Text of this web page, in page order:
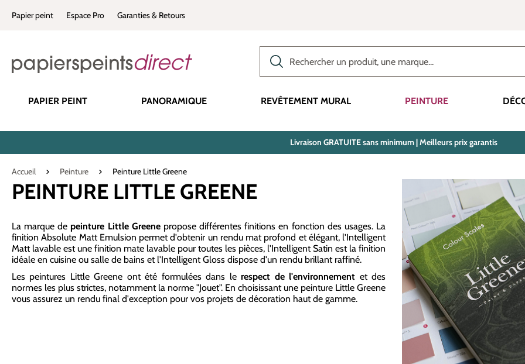
Passer à la navigation principale
Papier peint Espace Pro Garanties & Retours
PAPIER PEINT PANORAMIQUE REVÊTEMENT MURAL PEINTURE
Livraison GRATUITE sans minimum | Meilleurs prix garantis
Accueil Peinture Peinture Little Greene
PEINTURE LITTLE GREENE
La marque de peinture Little Greenepropose différentes finitions en fonction des usages. La
finition Absolute Matt Emulsion permet d'obtenir un rendu mat profond et élégant, l'Intelligent
Matt lavable est une finition mate lavable pour toutes les pièces, l'Intelligent Satin est la finition
idéale en cuisine ou salle de bains et l'Intelligent Gloss dispose d'un rendu brillant raffiné.
Les peintures Little Greene ont été formulées dans le respect de l'environnement et des
normes les plus strictes, notamment la norme "Jouet". En choisissant une peinture Little Greene
vous assurez un rendu final d'exception pour vos projets de décoration haut de gamme.